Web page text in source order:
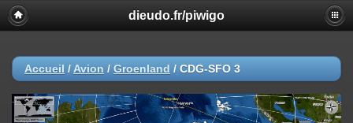
dieudo.fr/piwigo
Accueil / Avion / Groenland / CDG-SFO 3